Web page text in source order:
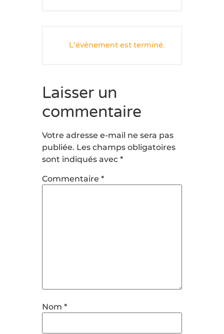
L'événement est terminé.
Laisser un
commentaire
Votre adresse e-mail ne sera pas
publiée. Les champs obligatoires
sont indiqués avec *
Commentaire *
Nom *